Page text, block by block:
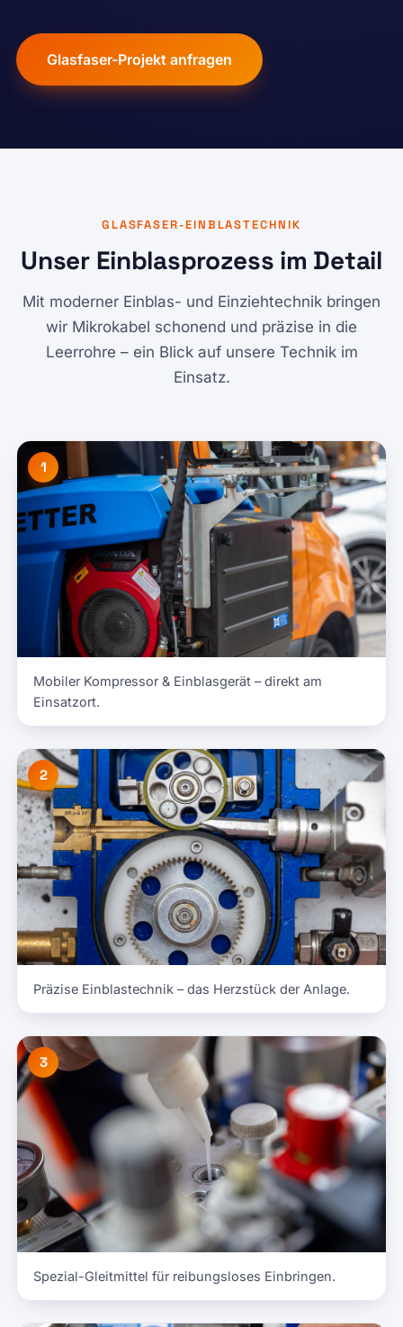
Glasfaser-Projekt anfragen
GLASFASER-EINBLASTECHNIK
Unser Einblasprozess im Detail
Mit moderner Einblas- und Einziehtechnik bringen
wir Mikrokabel schonend und präzise in die
Leerrohre – ein Blick auf unsere Technik im
Einsatz.
1
Mobiler Kompressor & Einblasgerät – direkt am
Einsatzort.
2
Präzise Einblastechnik – das Herzstück der Anlage.
3
Spezial-Gleitmittel für reibungsloses Einbringen.